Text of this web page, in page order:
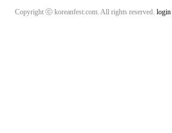
Copyright ⓒ koreanfest.com. All rights reserved. login